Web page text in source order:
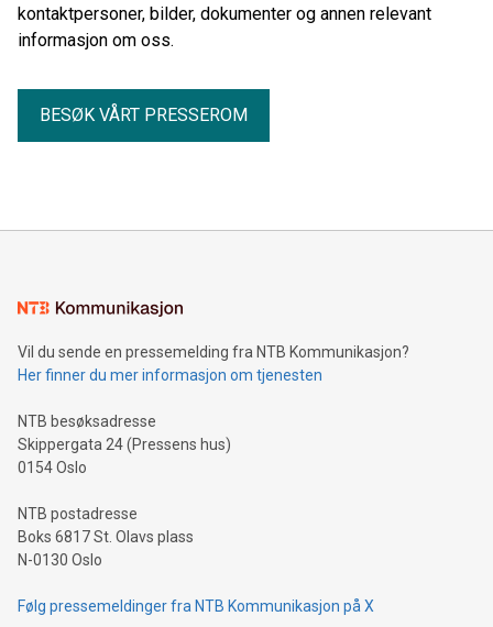
kontaktpersoner, bilder, dokumenter og annen relevant
informasjon om oss.
BESØK VÅRT PRESSEROM
Vil du sende en pressemelding fra NTB Kommunikasjon?
Her finner du mer informasjon om tjenesten
NTB besøksadresse
Skippergata 24 (Pressens hus)
0154 Oslo
NTB postadresse
Boks 6817 St. Olavs plass
N-0130 Oslo
Følg pressemeldinger fra NTB Kommunikasjon på X